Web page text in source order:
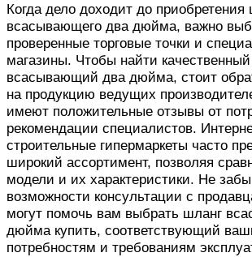
Когда дело доходит до приобретения
всасывающего два дюйма, важно
проверенные торговые точки и
магазины. Чтобы найти качественный
всасывающий два дюйма, стоит
на продукцию ведущих
имеют положительные отзывы от
рекомендации специалистов.
строительные гипермаркеты часто
широкий ассортимент, позволяя
модели и их характеристики. Не
возможности консультации с
могут помочь вам выбрать шланг
дюйма купить, соответствующий
потребностям и требованиям